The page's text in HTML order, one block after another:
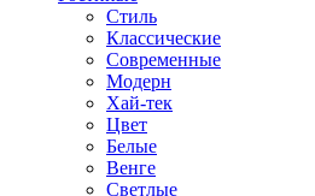
Стиль
Классические
Современные
Модерн
Хай-тек
Цвет
Белые
Венге
Светлые